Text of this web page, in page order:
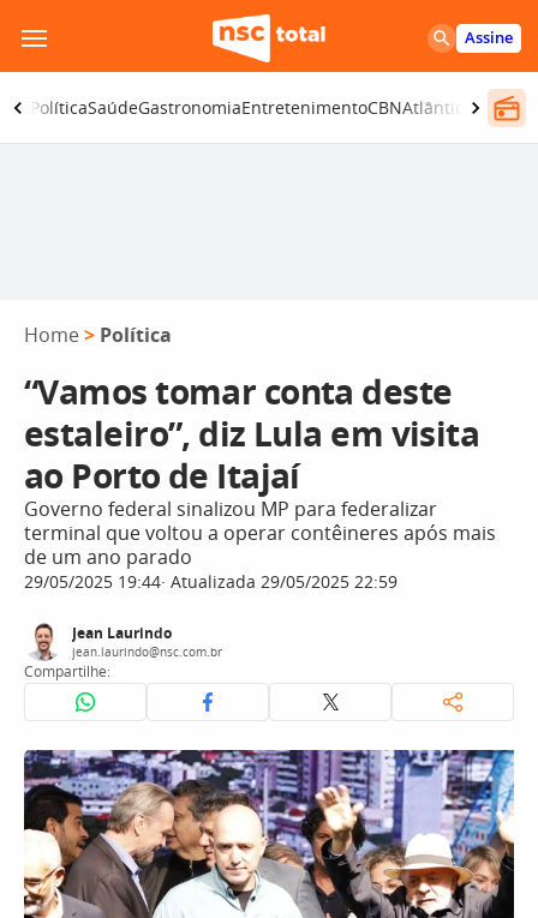
para
o
conteúdo
Assine
PolíticaSaúdeGastronomiaEntretenimentoCBNAtlântida SC
Home > Política
“Vamos tomar conta deste
estaleiro”, diz Lula em visita
ao Porto de Itajaí
Governo federal sinalizou MP para federalizar
terminal que voltou a operar contêineres após mais
de um ano parado
29/05/2025 19:44 Atualizada 29/05/2025 22:59
Jean Laurindo
jean.laurindo@nsc.com.br
Compartilhe: